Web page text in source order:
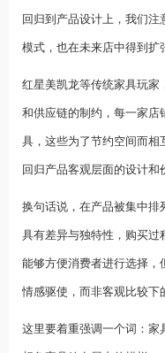
回归到产品设计上，我们
模式，也在未来店中得到扩
红星美凯龙等传统家具玩
和供应链的制约，每一家
具，这些为了节约空间而相
回归产品客观层面的设计和
换句话说，在产品被集中
具有差异与独特性，购买过
能够方便消费者进行选择
情感驱使，而非客观比较下
这里要着重强调一个词：家